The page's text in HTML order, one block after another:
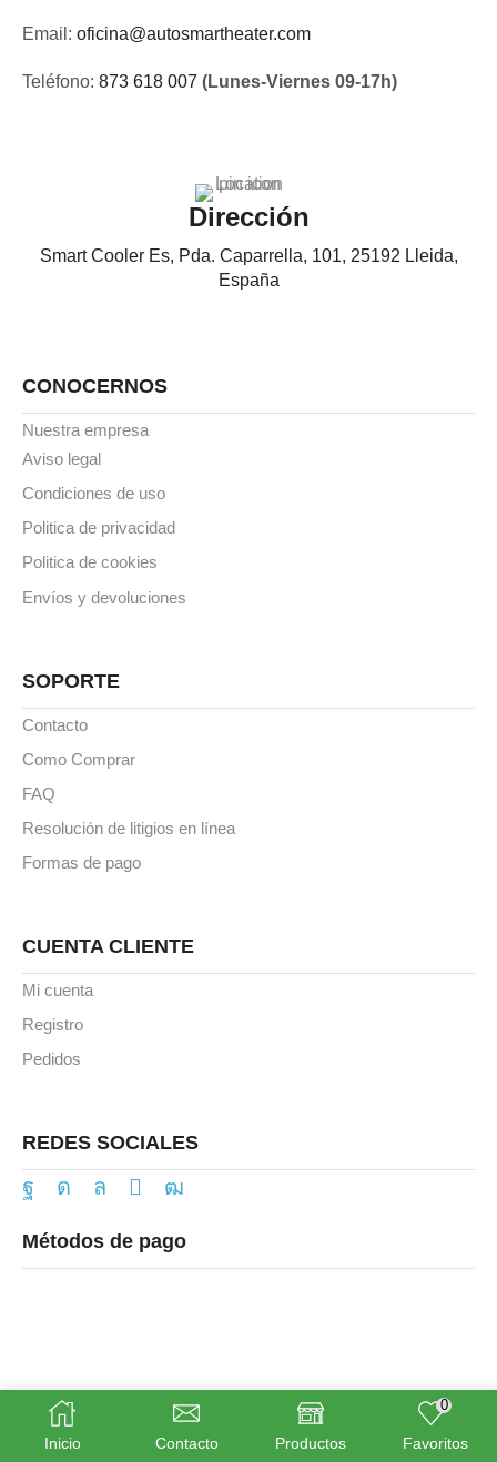
Inicio Contacto Productos
0
Favoritos
Email: oficina@autosmartheater.com
Teléfono: 873 618 007 (Lunes-Viernes 09-17h)
Dirección
Smart Cooler Es, Pda. Caparrella, 101, 25192 Lleida,
España
CONOCERNOS
Nuestra empresa
Aviso legal
Condiciones de uso
Politica de privacidad
Politica de cookies
Envíos y devoluciones
SOPORTE
Contacto
Como Comprar
FAQ
Resolución de litigios en línea
Formas de pago
CUENTA CLIENTE
Mi cuenta
Registro
Pedidos
REDES SOCIALES
Métodos de pago